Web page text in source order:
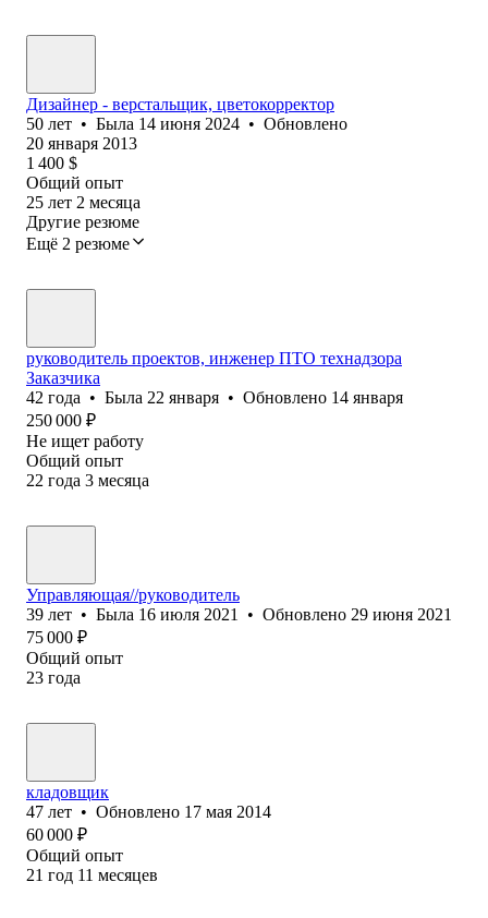
Дизайнер - верстальщик, цветокорректор
50 лет • Была 14 июня 2024 • Обновлено
20 января 2013
1 400 $
Общий опыт
25 лет 2 месяца
Другие резюме
Ещё 2 резюме
руководитель проектов, инженер ПТО технадзора
Заказчика
42 года • Была 22 января • Обновлено 14 января
250 000 ₽
Не ищет работу
Общий опыт
22 года 3 месяца
Управляющая//руководитель
39 лет • Была 16 июля 2021 • Обновлено 29 июня 2021
75 000 ₽
Общий опыт
23 года
кладовщик
47 лет • Обновлено 17 мая 2014
60 000 ₽
Общий опыт
21 год 11 месяцев